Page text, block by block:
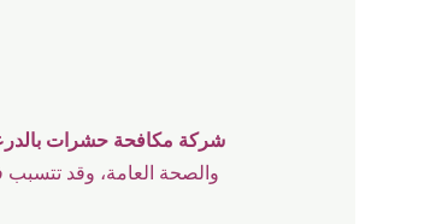
شركة مكافحة حشرات
والصحة العامة، وقد